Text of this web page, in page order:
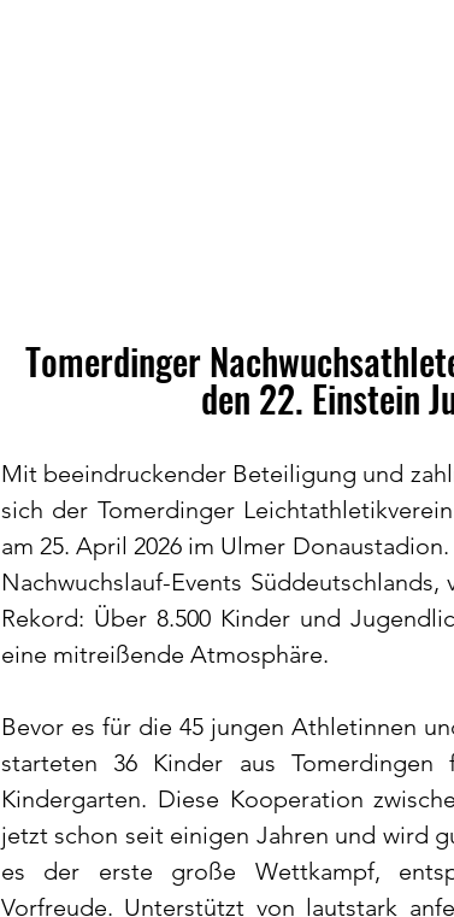
Tomerdinger
den 22. Einstein
Mit beeindruckender Beteiligung und
sich der Tomerdinger
am 25. April 2026 im Ulmer
Nachwuchslauf-Events
Rekord: Über 8.500 Kinder und
eine mitreißende Atmosphäre.
Bevor es für die 45 jungen Athletinnen
starteten 36 Kinder aus
Kindergarten. Diese Kooperation
jetzt schon seit einigen Jahren und wird
es der erste große Wettkampf,
Vorfreude. Unterstützt von lautstark